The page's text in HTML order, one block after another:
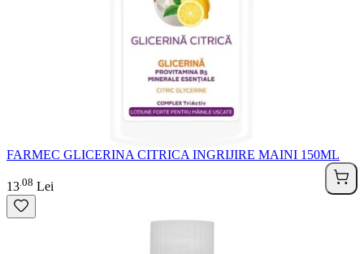
FARMEC GLICERINA CITRICA INGRIJIRE MAINI 150ML
13 08 Lei